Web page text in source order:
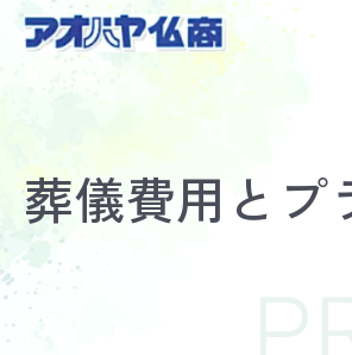
葬儀費用とプ